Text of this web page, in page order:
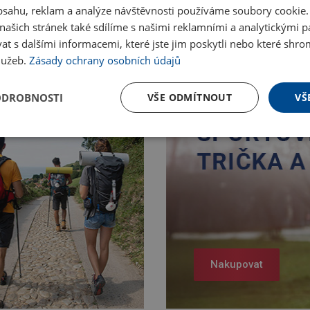
Nakupovat
reklam a analýze návštěvnosti používáme soubory
stránek také sdílíme s našimi reklamními a analytickými
s dalšími informacemi, které jste jim poskytli nebo které
Zásady ochrany osobních údajů
VŠE ODMÍTNOUT